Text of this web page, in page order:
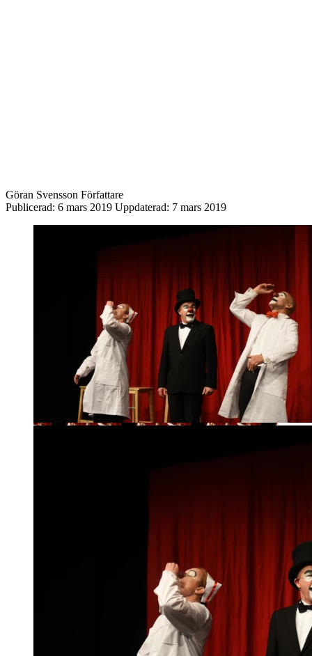
Göran Svensson Författare
Publicerad: 6 mars 2019 Uppdaterad: 7 mars 2019